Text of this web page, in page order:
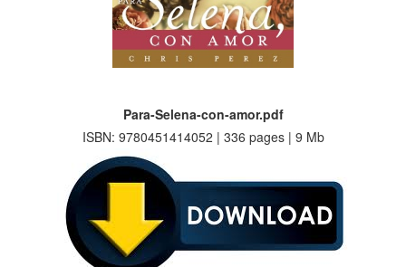
Para-Selena-con-amor.pdf
ISBN: 9780451414052 | 336 pages | 9 Mb